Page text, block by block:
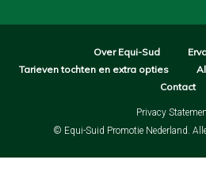
Over Equi-Sud
Tarieven tochten en extra opties
Contact
Privacy
© Equi-Suid Promotie Nederland.